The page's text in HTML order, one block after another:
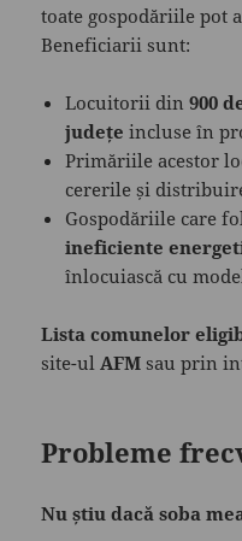
toate gospodăriile pot
Beneficiarii sunt:
Locuitorii din900
județe incluse în
Primăriile acestor
cererile și
Gospodăriile care
ineficiente
înlocuiască cu
Lista comunelor
site-ul AFM sau prin
Probleme
Nu știu dacă soba